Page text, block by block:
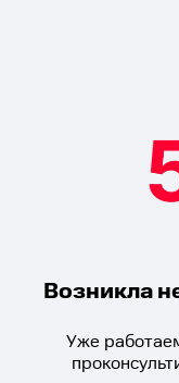
Возникла
Уже